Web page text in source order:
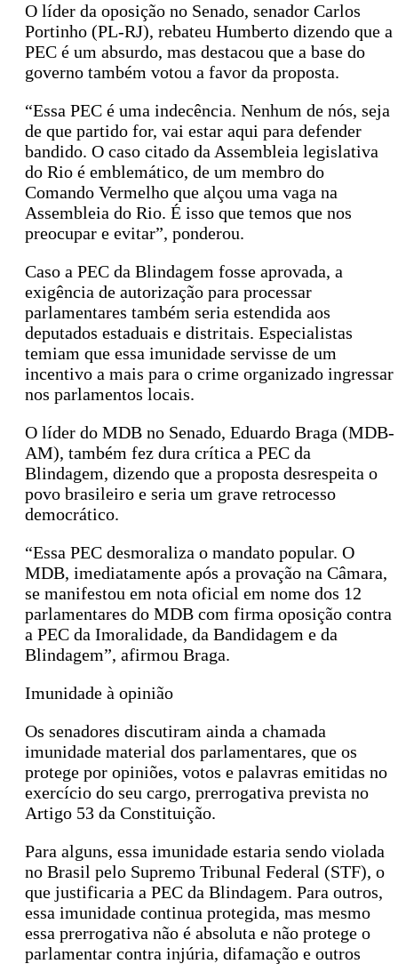
O líder da oposição no Senado, senador Carlos
Portinho (PL-RJ), rebateu Humberto dizendo que a
PEC é um absurdo, mas destacou que a base do
governo também votou a favor da proposta.
“Essa PEC é uma indecência. Nenhum de nós, seja
de que partido for, vai estar aqui para defender
bandido. O caso citado da Assembleia legislativa
do Rio é emblemático, de um membro do
Comando Vermelho que alçou uma vaga na
Assembleia do Rio. É isso que temos que nos
preocupar e evitar”, ponderou.
Caso a PEC da Blindagem fosse aprovada, a
exigência de autorização para processar
parlamentares também seria estendida aos
deputados estaduais e distritais. Especialistas
temiam que essa imunidade servisse de um
incentivo a mais para o crime organizado ingressar
nos parlamentos locais.
O líder do MDB no Senado, Eduardo Braga (MDB-
AM), também fez dura crítica a PEC da
Blindagem, dizendo que a proposta desrespeita o
povo brasileiro e seria um grave retrocesso
democrático.
“Essa PEC desmoraliza o mandato popular. O
MDB, imediatamente após a provação na Câmara,
se manifestou em nota oficial em nome dos 12
parlamentares do MDB com firma oposição contra
a PEC da Imoralidade, da Bandidagem e da
Blindagem”, afirmou Braga.
Imunidade à opinião
Os senadores discutiram ainda a chamada
imunidade material dos parlamentares, que os
protege por opiniões, votos e palavras emitidas no
exercício do seu cargo, prerrogativa prevista no
Artigo 53 da Constituição.
Para alguns, essa imunidade estaria sendo violada
no Brasil pelo Supremo Tribunal Federal (STF), o
que justificaria a PEC da Blindagem. Para outros,
essa imunidade continua protegida, mas mesmo
essa prerrogativa não é absoluta e não protege o
parlamentar contra injúria, difamação e outros